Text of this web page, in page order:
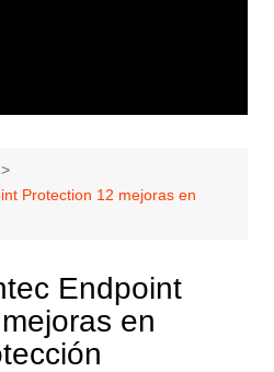
Protection 12 mejoras en
Endpoint
en